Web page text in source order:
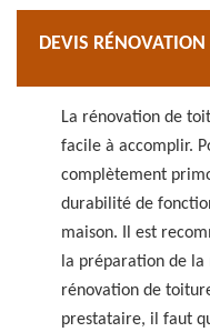
DEVIS
La rénovation de
facile à accomplir.
complètement
durabilité de
maison. Il est
la préparation de
rénovation de
prestataire, il faut